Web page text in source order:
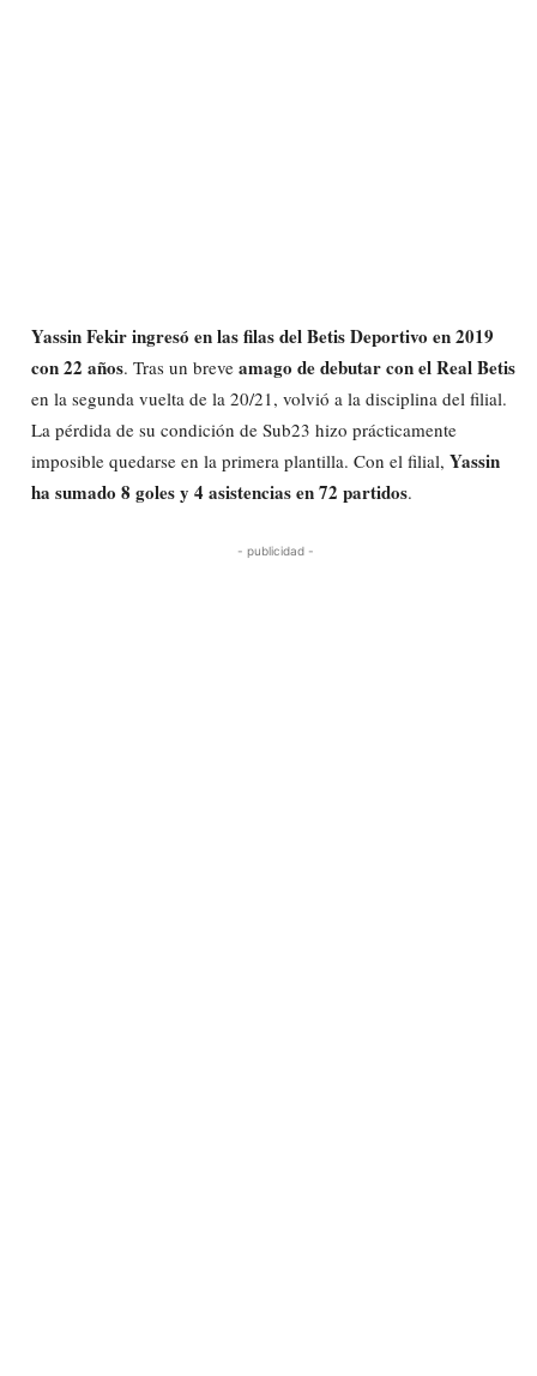
Yassin Fekir ingresó en las filas del Betis Deportivo en 2019
con 22 años. Tras un breve amago de debutar con el Real Betis
en la segunda vuelta de la 20/21, volvió a la disciplina del filial.
La pérdida de su condición de Sub23 hizo prácticamente
imposible quedarse en la primera plantilla. Con el filial, Yassin
ha sumado 8 goles y 4 asistencias en 72 partidos.
- publicidad -